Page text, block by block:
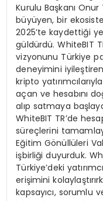
Kurulu Başkanı
büyüyen, bir
2025’te kaydettiği
güldürdü. WhiteBIT
vizyonunu Türkiye
deneyimini
kripto
açan ve hesabını
alıp satmaya
WhiteBIT TR’de
süreçlerini
Eğitim Gönüllüleri
işbirliği duyurduk.
Türkiye’deki
erişimini
kapsayıcı, sorumlu